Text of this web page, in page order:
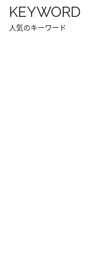
KEYWORD
人気のキーワード